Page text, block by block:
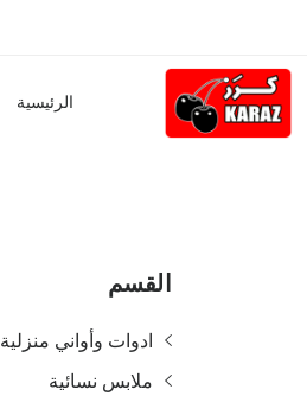
الرئيسية
القسم
ادوات وأواني منزلية
ملابس نسائية